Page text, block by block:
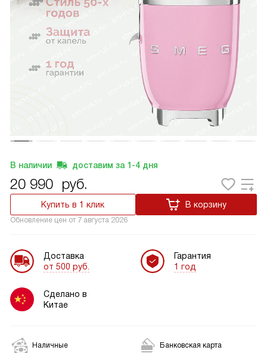
В наличии доставим за 1-4 дня
20 990 руб.
Купить в 1 клик В корзину
Обновление цен от 7 августа 2026
Доставка
от 500 руб.
Гарантия
1 год
Сделано в
Китае
Наличные Банковская карта